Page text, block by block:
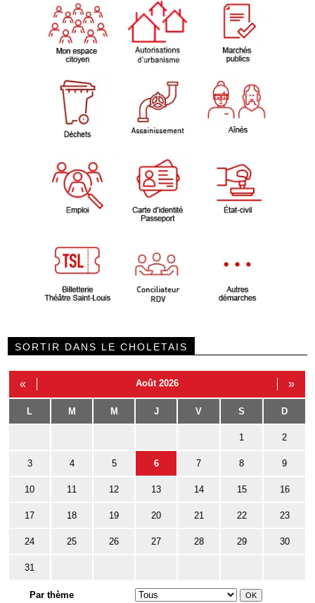
SORTIR DANS LE CHOLETAIS
« Août 2026 »
L M M J V S D
1 2
3 4 5 6 7 8 9
10 11 12 13 14 15 16
17 18 19 20 21 22 23
24 25 26 27 28 29 30
31
Par thème